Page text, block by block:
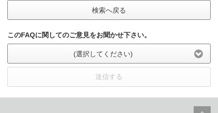
検索へ戻る
このFAQに関してのご意見をお聞かせ下さい。
(選択してください)
送信する